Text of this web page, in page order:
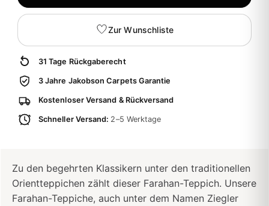
Zur Wunschliste
31 Tage Rückgaberecht
3 Jahre Jakobson Carpets Garantie
Kostenloser Versand & Rückversand
Schneller Versand: 2–5 Werktage
Zu den begehrten Klassikern unter den traditionellen
Orientteppichen zählt dieser Farahan-Teppich. Unsere
Farahan-Teppiche, auch unter dem Namen Ziegler